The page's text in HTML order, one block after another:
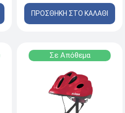
ΠΡΟΣΘΗΚΗ ΣΤΟ ΚΑΛΑΘΙ
Σε Απόθεμα